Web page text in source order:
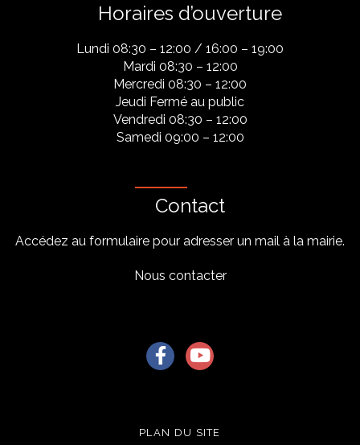
Horaires d’ouverture
Lundi 08:30 – 12:00 / 16:00 – 19:00
Mardi 08:30 – 12:00
Mercredi 08:30 – 12:00
Jeudi Fermé au public
Vendredi 08:30 – 12:00
Samedi 09:00 – 12:00
Contact
Accédez au formulaire pour adresser un mail à la mairie.
Nous contacter
Lien vers le compte Facebook
Lien vers la chaîne
PLAN DU SITE